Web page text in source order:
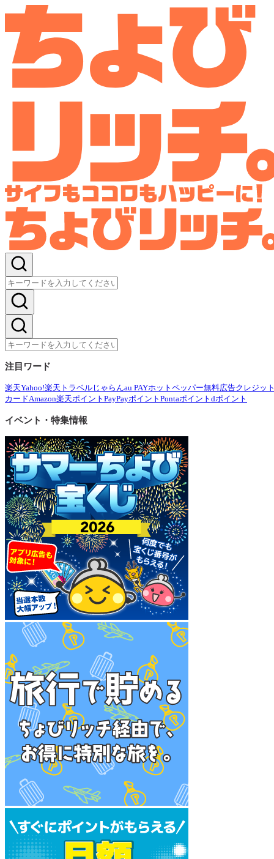
注目ワード
楽天Yahoo!楽天トラベル じゃらんau PAYホットペッパー無料広告クレジッ
カードAmazon楽天ポイント PayPayポイント Pontaポイント dポイント
イベント・特集情報